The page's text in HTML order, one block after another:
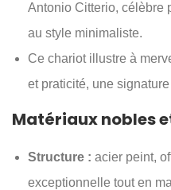
Antonio Citterio, célèbre
au style minimaliste.
Ce chariot illustre à
et praticité, une
Matériaux nobles
Structure : acier peint,
exceptionnelle tout en